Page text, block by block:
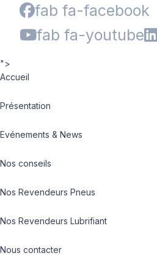
fab fa-facebook
fab fa-youtube
">
Accueil
Présentation
Evénements & News
Nos conseils
Nos Revendeurs Pneus
Nos Revendeurs Lubrifiant
Nous contacter